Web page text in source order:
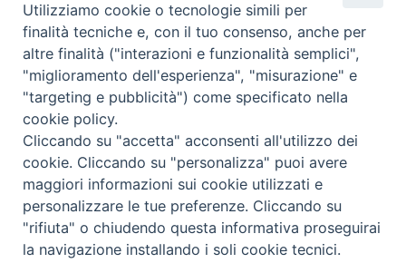
Ufficio Comunicazioni sociali
Piazza Giovene 4 – 70056 Molfetta (BA)
comunicazionisociali@diocesimolfetta.it
SEGUICI SU
Facebook
Instagram
X YouTube
Feed
Privacy Policy - trasparenza
Utilizziamo cookie o tecnologie simili per
finalità tecniche e, con il tuo consenso, anche per
altre finalità ("interazioni e funzionalità semplici",
"miglioramento dell'esperienza", "misurazione" e
"targeting e pubblicità") come specificato nella
cookie policy.
Cliccando su "accetta" acconsenti all'utilizzo dei
cookie. Cliccando su "personalizza" puoi avere
maggiori informazioni sui cookie utilizzati e
personalizzare le tue preferenze. Cliccando su
"rifiuta" o chiudendo questa informativa proseguirai
la navigazione installando i soli cookie tecnici.